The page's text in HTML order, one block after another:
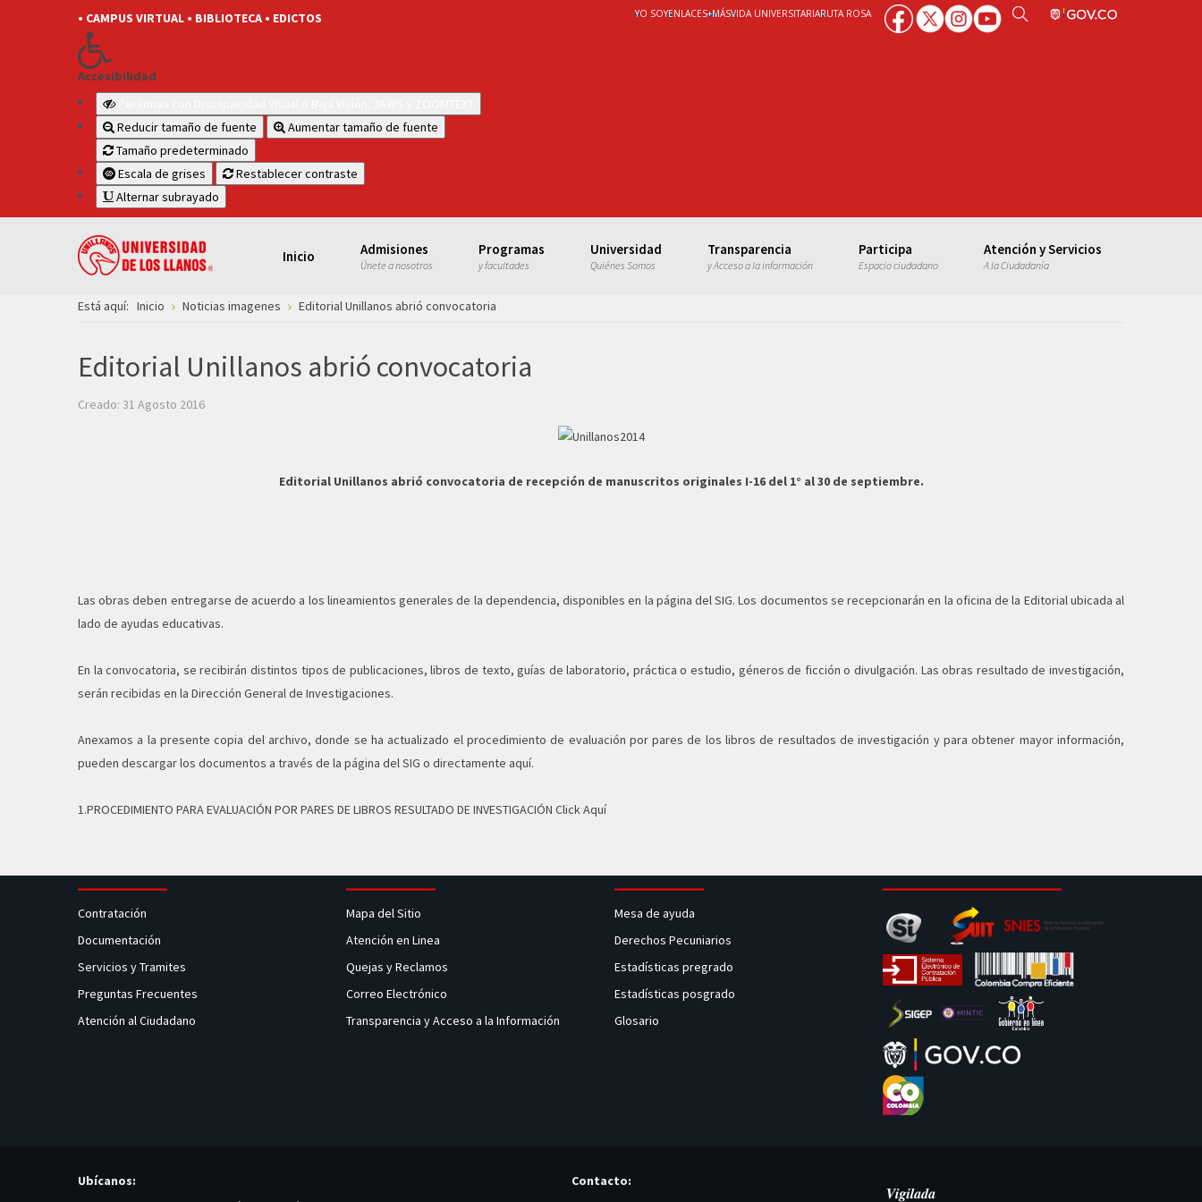
• CAMPUS VIRTUAL • BIBLIOTECA • EDICTOS
Accesibilidad
Reducir tamaño de fuente
Aumentar tamaño de fuente
Tamaño predeterminado
Escala de grises
Restablecer contraste
Alternar subrayado
YO SOYENLACES+MÁSVIDA UNIVERSITARIARUTA ROSA
Inicio Admisiones
Únete a nosotros
Programas
y facultades
Universidad
Quiénes Somos
Transparencia
y Acceso a la información
Participa
Espacio ciudadano
Atención y Servicios
A la Ciudadanía
Está aquí: Inicio Noticias imagenes Editorial Unillanos abrió convocatoria
Editorial Unillanos abrió convocatoria
Creado: 31 Agosto 2016
Editorial Unillanos abrió convocatoria de recepción de manuscritos originales I-16 del 1° al 30 de septiembre.
Las obras deben entregarse de acuerdo a los lineamientos generales de la dependencia, disponibles en la página del SIG. Los documentos se recepcionarán en la oficina de la Editorial ubicada al
lado de ayudas educativas.
En la convocatoria, se recibirán distintos tipos de publicaciones, libros de texto, guías de laboratorio, práctica o estudio, géneros de ficción o divulgación. Las obras resultado de investigación,
serán recibidas en la Dirección General de Investigaciones.
Anexamos a la presente copia del archivo, donde se ha actualizado el procedimiento de evaluación por pares de los libros de resultados de investigación y para obtener mayor información,
pueden descargar los documentos a través de la página del SIG o directamente aquí.
1.PROCEDIMIENTO PARA EVALUACIÓN POR PARES DE LIBROS RESULTADO DE INVESTIGACIÓN Click Aquí
Contratación
Documentación
Servicios y Tramites
Preguntas Frecuentes
Atención al Ciudadano
Mapa del Sitio
Atención en Linea
Quejas y Reclamos
Correo Electrónico
Transparencia y Acceso a la Información
Mesa de ayuda
Derechos Pecuniarios
Estadísticas pregrado
Estadísticas posgrado
Glosario
Ubícanos:
Contacto: